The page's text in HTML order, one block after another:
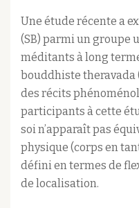
Une étude récente a
(SB) parmi un groupe
méditants à long
bouddhiste theravada
des récits
participants à cette
soi n’apparaît pas
physique (corps en
défini en termes de
de localisation.